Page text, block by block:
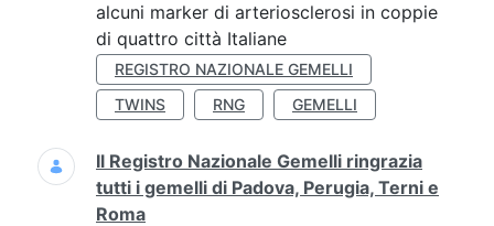
alcuni marker di arteriosclerosi in coppie
di quattro città Italiane
REGISTRO NAZIONALE GEMELLI
TWINS
RNG GEMELLI
Il Registro Nazionale Gemelli ringrazia
tutti i gemelli di Padova, Perugia, Terni e
Roma